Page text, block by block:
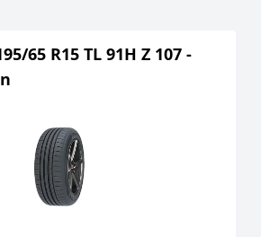
65 R15 TL 91H Z 107 -